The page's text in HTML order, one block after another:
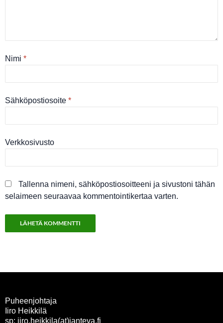
Nimi *
Sähköpostiosoite *
Verkkosivusto
Tallenna nimeni, sähköpostiosoitteeni ja sivustoni tähän
selaimeen seuraavaa kommentointikertaa varten.
Puheenjohtaja
Iiro Heikkilä
sp: iiro.heikkila(at)janteva.fi